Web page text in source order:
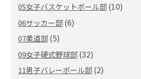
05女子バスケットボール部 (10)
06サッカー部 (6)
07柔道部 (5)
09女子硬式野球部 (32)
11男子バレーボール部 (2)